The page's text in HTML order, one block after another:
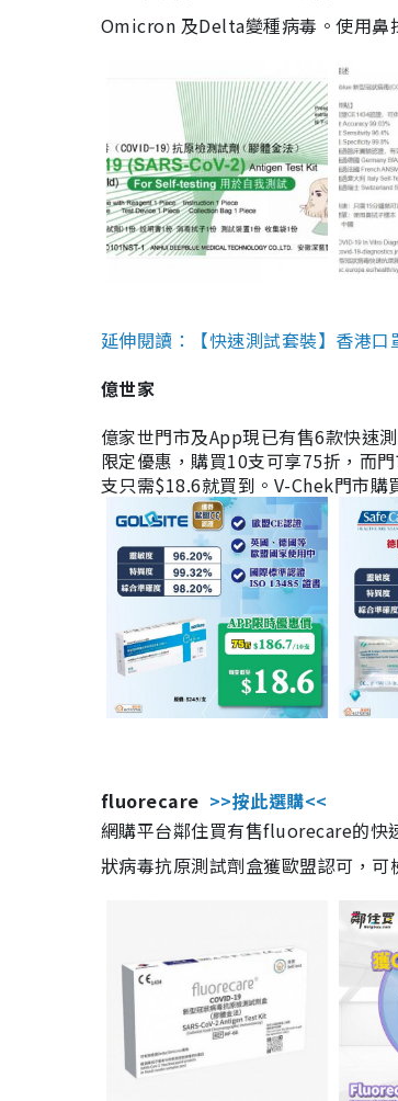
Omicron 及Delta變種病毒。使用鼻
延伸閱讀：【快速測試套裝】香港
億世家
億家世門市及App現已有售6款快速
限定優惠，購買10支可享75折，而
支只需$18.6就買到。V-Chek門市購
fluorecare >>按此選購<<
網購平台鄰住買有售fluorecare的快
狀病毒抗原測試劑盒獲歐盟認可，